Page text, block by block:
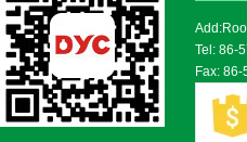
Tel: 86-
Fax: